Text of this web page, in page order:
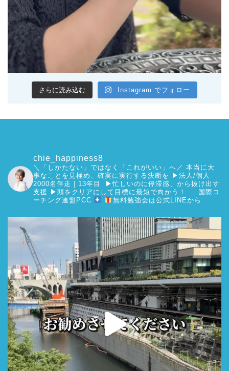
さらに読み込む Instagram でフォロー
chie_happiness8
＼「しかたない」ではなく「これがいい」へ／ 本当に大
事なことを見極め、確実に実行する決断を ▶︎法人/個人
2000名伴走｜13年目 ▶︎忙しいのに停滞感、から抜け出す
支援 ▶︎頭をクリアにして目標に最短で向かう！
国際コ
ーチング連盟PCC
無料勉強会は公式LINEから